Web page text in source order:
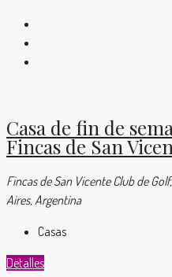
Casa de fin de
Fincas de San
Fincas de San Vicente Club de
Aires, Argentina
Casas
Detalles